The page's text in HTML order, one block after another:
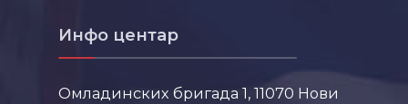
Инфо центар
Омладинских бригада 1, 11070 Нови